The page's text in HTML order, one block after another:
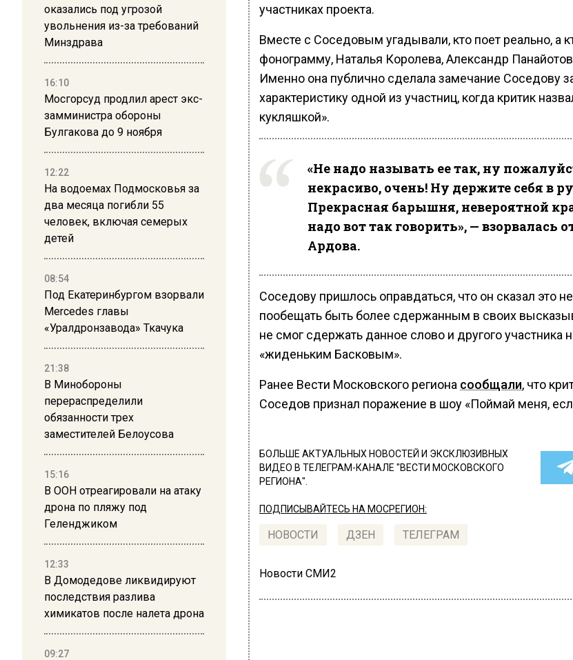
оказались под угрозой
увольнения из-за требований
Минздрава
16:10
Мосгорсуд продлил арест экс-
замминистра обороны
Булгакова до 9 ноября
12:22
На водоемах Подмосковья за
два месяца погибли 55
человек, включая семерых
детей
08:54
Под Екатеринбургом взорвали
Mercedes главы
«Уралдронзавода» Ткачука
21:38
В Минобороны
перераспределили
обязанности трех
заместителей Белоусова
15:16
В ООН отреагировали на атаку
дрона по пляжу под
Геленджиком
12:33
В Домодедове ликвидируют
последствия разлива
химикатов после налета дрона
09:27
участниках проекта.
Вместе с Соседовым угадывали, кто поет реально, а
фонограмму, Наталья Королева, Александр
Именно она публично сделала замечание Соседову
характеристику одной из участниц, когда критик
кукляшкой».
«Не надо называть ее так, ну
некрасиво, очень! Ну держите себя в
Прекрасная барышня, невероятной
надо вот так говорить», — взорвалась
Ардова.
Соседову пришлось оправдаться, что он сказал это
пообещать быть более сдержанным в своих
не смог сдержать данное слово и другого участника
«жиденьким Басковым».
Ранее Вести Московского региона сообщали, что
Соседов признал поражение в шоу «Поймай меня,
БОЛЬШЕ АКТУАЛЬНЫХ НОВОСТЕЙ И ЭКСКЛЮЗИВНЫХ
ВИДЕО В ТЕЛЕГРАМ-КАНАЛЕ "ВЕСТИ МОСКОВСКОГО
РЕГИОНА".
ПОДПИСЫВАЙТЕСЬ НА МОСРЕГИОН:
НОВОСТИ ДЗЕН ТЕЛЕГРАМ
Новости СМИ2